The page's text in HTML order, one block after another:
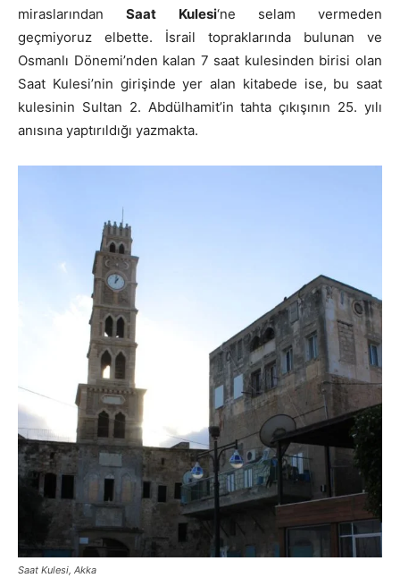
miraslarındanSaat Kulesi‘ne selam vermeden
geçmiyoruz elbette. İsrail topraklarında bulunan ve
Osmanlı Dönemi’nden kalan 7 saat kulesinden birisi olan
Saat Kulesi’nin girişinde yer alan kitabede ise, bu saat
kulesinin Sultan 2. Abdülhamit’in tahta çıkışının 25. yılı
anısına yaptırıldığı yazmakta.
Saat Kulesi, Akka